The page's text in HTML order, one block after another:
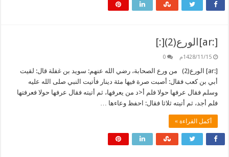
[:ar]الورع(2)[:]
1428/11/15م 0
[:ar] الورع(2) من ورع الصحابة، رضي الله عنهم: سويد بن غفلة قال: لقيت
أبي بن كعب فقال: أصبت صرة فيها مئة دينار فأتيت النبي صلى الله عليه
وسلم فقال عرفها حولا فلم أ<د من يعرفها، ثم أتيته فقال عرفها حولا فعرفتها
فلم أجد، ثم أتيته ثلاثا فقال: احفظ وعاءها …
أكمل القراءة »